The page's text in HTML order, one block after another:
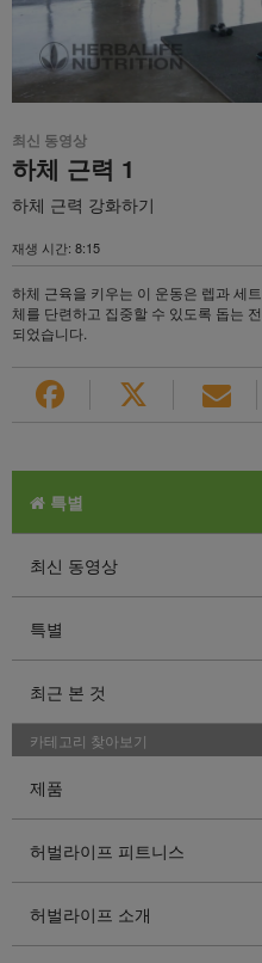
최신 동영상
하체 근력 1
하체 근력 강화하기
재생 시간: 8:15
하체 근육을 키우는 이 운동은 렙과 세
체를 단련하고 집중할 수 있도록 돕는
되었습니다.
특별
최신 동영상
특별
최근 본 것
카테고리 찾아보기
제품
허벌라이프 피트니스
허벌라이프 소개